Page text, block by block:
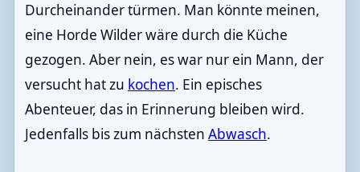
Durcheinander türmen. Man könnte meinen,
eine Horde Wilder wäre durch die Küche
gezogen. Aber nein, es war nur ein Mann, der
versucht hat zu kochen. Ein episches
Abenteuer, das in Erinnerung bleiben wird.
Jedenfalls bis zum nächsten Abwasch.